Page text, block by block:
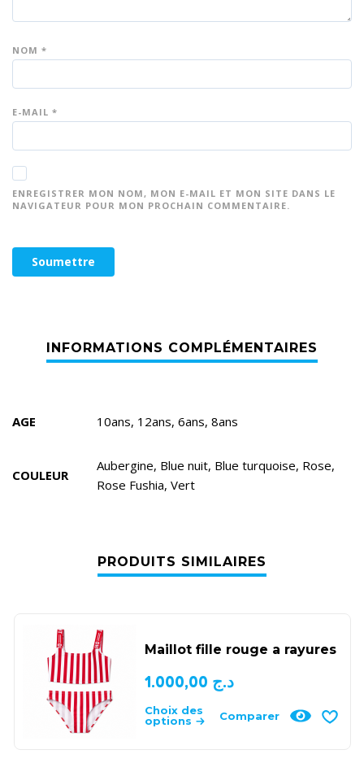
NOM *
E-MAIL *
ENREGISTRER MON NOM, MON E-MAIL ET MON SITE DANS LE
NAVIGATEUR POUR MON PROCHAIN COMMENTAIRE.
AGE 10ans, 12ans, 6ans, 8ans
COULEUR
Aubergine, Blue nuit, Blue turquoise, Rose,
Rose Fushia, Vert
PRODUITS SIMILAIRES
Maillot fille rouge a rayures
د.ج
Choix des
options
Comparer